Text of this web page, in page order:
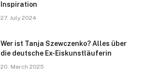
Inspiration
27. July 2024
Wer ist Tanja Szewczenko? Alles über
die deutsche Ex-Eiskunstläuferin
20. March 2025